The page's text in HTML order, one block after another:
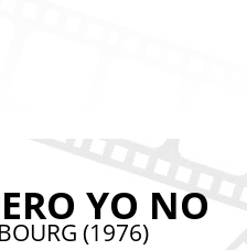
YO NO
(1976)